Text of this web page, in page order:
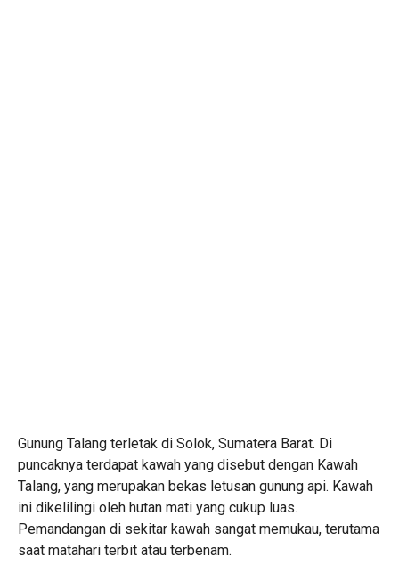
Gunung Talang terletak di Solok, Sumatera Barat. Di
puncaknya terdapat kawah yang disebut dengan Kawah
Talang, yang merupakan bekas letusan gunung api. Kawah
ini dikelilingi oleh hutan mati yang cukup luas.
Pemandangan di sekitar kawah sangat memukau, terutama
saat matahari terbit atau terbenam.